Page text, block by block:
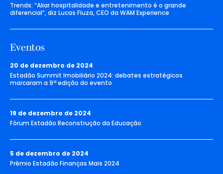
Trends: “Aliar hospitalidade e entretenimento é o grande
diferencial”, diz Lucas Fiuza, CEO da WAM Experience
Eventos
20 de dezembro de 2024
Estadão Summit Imobiliário 2024: debates estratégicos
marcaram a 9ª edição do evento
19 de dezembro de 2024
Fórum Estadão Reconstrução da Educação
5 de dezembro de 2024
Prêmio Estadão Finanças Mais 2024